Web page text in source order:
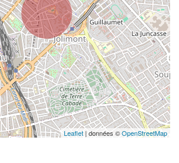
Leaflet | données ©OpenStreetMap